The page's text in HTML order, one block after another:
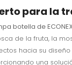
para la
botella de
de la fruta, la
hacia su
una